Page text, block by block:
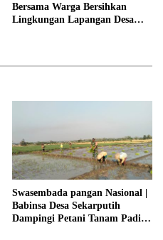
Bersama Warga Bersihkan
Lingkungan Lapangan Desa
Swasembada pangan Nasional |
Babinsa Desa Sekarputih
Dampingi Petani Tanam Padi,